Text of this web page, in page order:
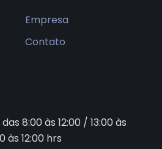
Empresa
Contato
8:00 às 12:00 / 13:00 às
às 12:00 hrs